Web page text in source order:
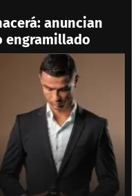
anuncian
engramillado